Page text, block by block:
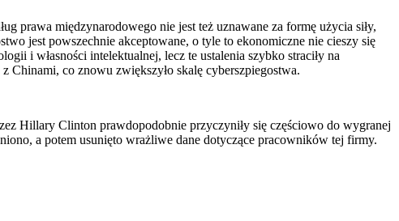
prawa międzynarodowego nie jest też uznawane za formę użycia siły,
jest powszechnie akceptowane, o tyle to ekonomiczne nie cieszy się
i własności intelektualnej, lecz te ustalenia szybko straciły na
Chinami, co znowu zwiększyło skalę cyberszpiegostwa.
Hillary Clinton prawdopodobnie przyczyniły się częściowo do wygranej
a potem usunięto wrażliwe dane dotyczące pracowników tej firmy.